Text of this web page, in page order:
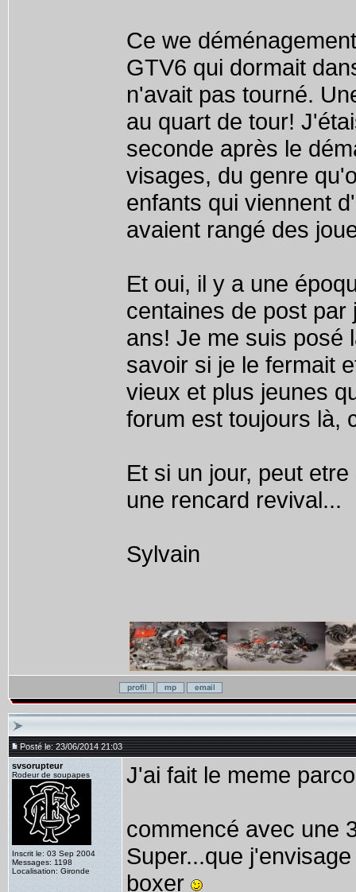
Ce we
GTV6 qui dormait
n'avait pas tourné.
au quart de tour!
seconde après le
visages, du genre
enfants qui viennent
avaient rangé des
Et oui, il y a une
centaines de post par
ans! Je me suis posé
savoir si je le fermait
vieux et plus jeunes
forum est toujours là,
Et si un jour, peut
une rencard revival...
Sylvain
Posté le: 23/06/2014 21:03
svsorupteur
Rodeur de soupapes
Inscrit le: 03 Sep 2004
Messages: 1198
Localisation: Gironde
J'ai fait le meme
commencé avec une
Super...que
boxer